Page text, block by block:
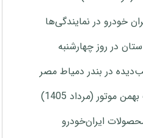
در بندر دمیاط مصر
(مرداد 1405)
ایران‌خودرو